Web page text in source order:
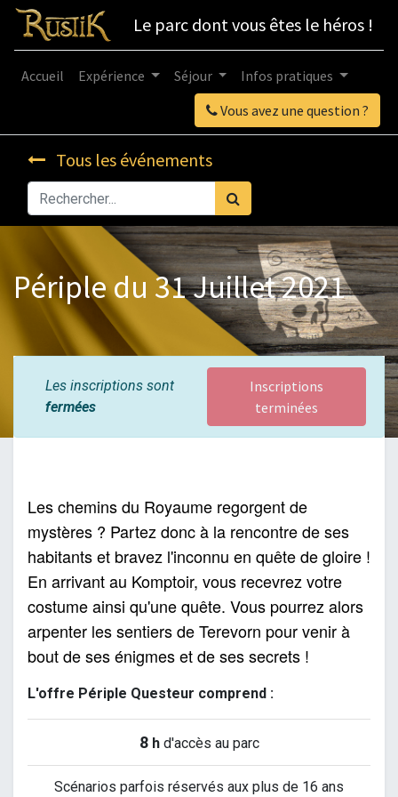
Le parc dont vous êtes le héros !
Vous avez une question ?
Accueil Expérience Séjour Infos pratiques
Tous les événements
Périple du 31 Juillet 2021
Les inscriptions sont
fermées
Inscriptions
terminées
Les chemins du Royaume regorgent de
mystères ? Partez donc à la rencontre de ses
habitants et bravez l'inconnu en quête de gloire !
En arrivant au Komptoir, vous recevrez votre
costume ainsi qu'une quête. Vous pourrez alors
arpenter les sentiers de Terevorn pour venir à
bout de ses énigmes et de ses secrets !
L'offre Périple Questeur comprend :
8 h d'accès au parc
Scénarios parfois réservés aux plus de 16 ans